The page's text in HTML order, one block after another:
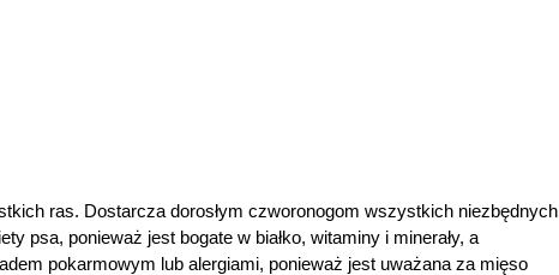
ras. Dostarcza dorosłym czworonogom wszystkich niezbędnych
psa, ponieważ jest bogate w białko, witaminy i minerały, a
pokarmowym lub alergiami, ponieważ jest uważana za mięso